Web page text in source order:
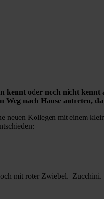
oder noch nicht
nach Hause antreten,
Kollegen mit einem
mit roter Zwiebel,